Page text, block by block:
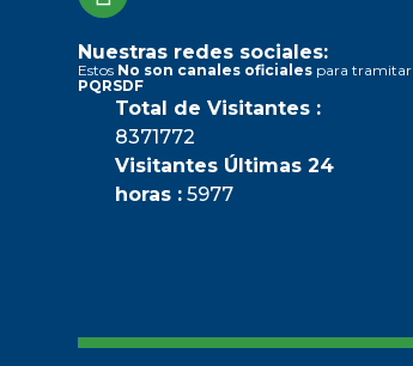
Nuestras redes sociales:
Estos No son canales oficiales para tramitar
PQRSDF
Total de Visitantes :
8371772
Visitantes Últimas 24
horas : 5977